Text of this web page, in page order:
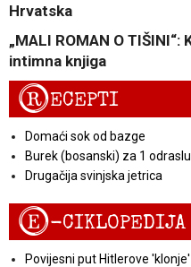
Hrvatska
„MALI ROMAN O
intimna knjiga
RECEPTI
Domaći sok od bazge
Burek (bosanski) za 1
Drugačija svinjska jetrica
E-CIKLOPEDIJA
Povijesni put Hitlerove 'klonje'